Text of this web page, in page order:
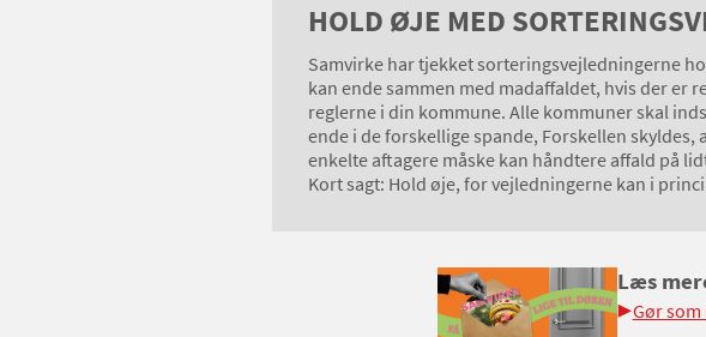
HOLD ØJE MED
Samvirke har tjekket sorteringsvejledningerne
kan ende sammen med madaffaldet, hvis der
reglerne i din kommune. Alle kommuner skal
ende i de forskellige spande, Forskellen
enkelte aftagere måske kan håndtere affald på
Kort sagt: Hold øje, for vejledningerne kan i
Læs
Gør